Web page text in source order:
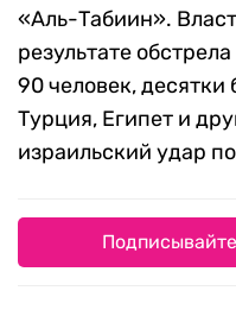
«Аль-Табиин».
результате
90 человек,
Турция, Египет и
израильский удар